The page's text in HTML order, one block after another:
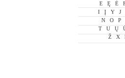
E
Ę Ė
I
Į Y J
N
O P
T
U Ų
Ž
X